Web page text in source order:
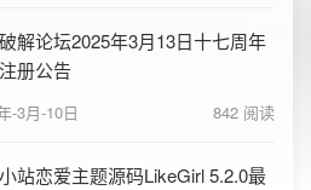
解论坛2025年3月13日十七周年
册公告
-3月-10日 842 阅读
站恋爱主题源码LikeGirl 5.2.0最